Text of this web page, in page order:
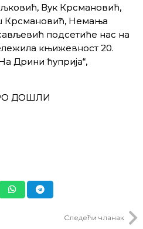
Вук Крсмановић,
Крсмановић, Немања
подсетиће нас на
књижевност 20.
Дрини ћуприја“,
ДОШЛИ
Следећи чланак